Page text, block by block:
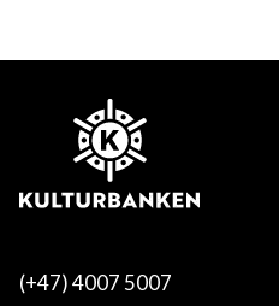
(+47) 4007 5007